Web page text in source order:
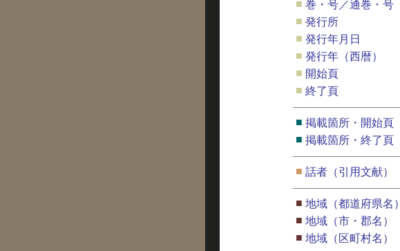
■ 巻・号／通巻・号
■ 発行所
■ 発行年月日
■ 発行年（西暦）
■ 開始頁
■ 終了頁
■ 掲載箇所・開始頁
■ 掲載箇所・終了頁
■ 話者（引用文献）
■ 地域（都道府県名）
■ 地域（市・郡名）
■ 地域（区町村名）